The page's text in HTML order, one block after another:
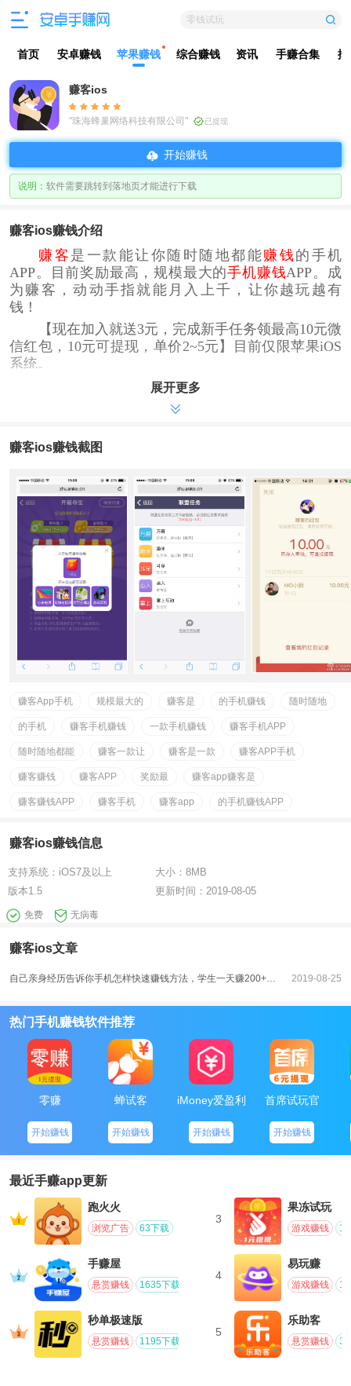
零钱试玩
首页 安卓赚钱 苹果赚钱 综合赚钱 资讯 手赚合集 排
赚客ios
"珠海蜂巢网络科技有限公司" 已提现
开始赚钱
说明： 软件需要跳转到落地页才能进行下载
赚客ios赚钱介绍
赚客 是一款能让你随时随地都能赚钱的手机
APP。目前奖励最高，规模最大的手机赚钱APP。成
为赚客，动动手指就能月入上千，让你越玩越有
钱！
【现在加入就送3元，完成新手任务领最高10元微
信红包，10元可提现，单价2~5元】目前仅限苹果iOS
系统。
展开更多
赚客ios赚钱截图
赚客App手机 规模最大的 赚客是 的手机赚钱 随时随地
的手机 赚客手机赚钱 一款手机赚钱 赚客手机APP
随时随地都能 赚客一款让 赚客是一款 赚客APP手机
赚客赚钱 赚客APP 奖励最 赚客app赚客是
赚客赚钱APP 赚客手机 赚客app 的手机赚钱APP
赚客ios赚钱信息
支持系统： iOS7及以上 大小：8MB
版本1.5 更新时间：2019-08-05
免费 无病毒
赚客ios文章
自己亲身经历告诉你手机怎样快速赚钱方法，学生一天赚200+元技巧 2019-08-25
热门手机赚钱软件推荐
零赚
开始赚钱
蝉试客
开始赚钱
iMoney爱盈利
开始赚钱
首席试玩官
开始赚钱
最近手赚app更新
跑火火
浏览广告 63下载
手赚屋
悬赏赚钱 1635下载
秒单极速版
悬赏赚钱 1195下载
3
果冻试玩
游戏赚钱
4
易玩赚
游戏赚钱
5
乐助客
悬赏赚钱